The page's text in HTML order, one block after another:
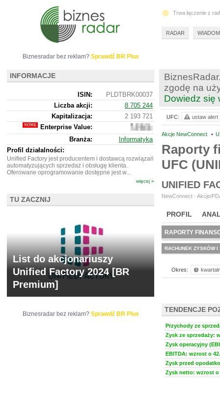
zgodę na
Dowiedz się
Akcje NewConnect •
Raporty
UFC
UNIFIED
NewConnect - Akcje/
PROFIL
BR LAB
RAPORTY
RACHUNEK ZYSKÓW I
Okres:
TENDENCJE
Przychody ze
Zysk ze sprzedaży:
Zysk operacyjny
EBITDA: wzrost o
Zysk przed
Zysk netto: wzrost o
UFC: ustaw alert
Biznesradar bez reklam? Sprawdź BR Plus
INFORMACJE
ISIN:
PLDTBRK00037
Liczba akcji:
8 705 244
Kapitalizacja:
2 193 721
Enterprise Value:
14
591
721
Branża:
Informatyka
Profil działalności:
Unified Factory jest producentem i dostawcą rozwiązań
automatyzujących sprzedaż i obsługę klienta.
Oferowane oprogramowanie dostępne jest w...
więcej »
TU ZACZNIJ
List do akcjonariuszy
Unified Factory 2024 [BR
Premium]
Biznesradar bez reklam? Sprawdź BR Plus
Trwa łączenie z
RADAR